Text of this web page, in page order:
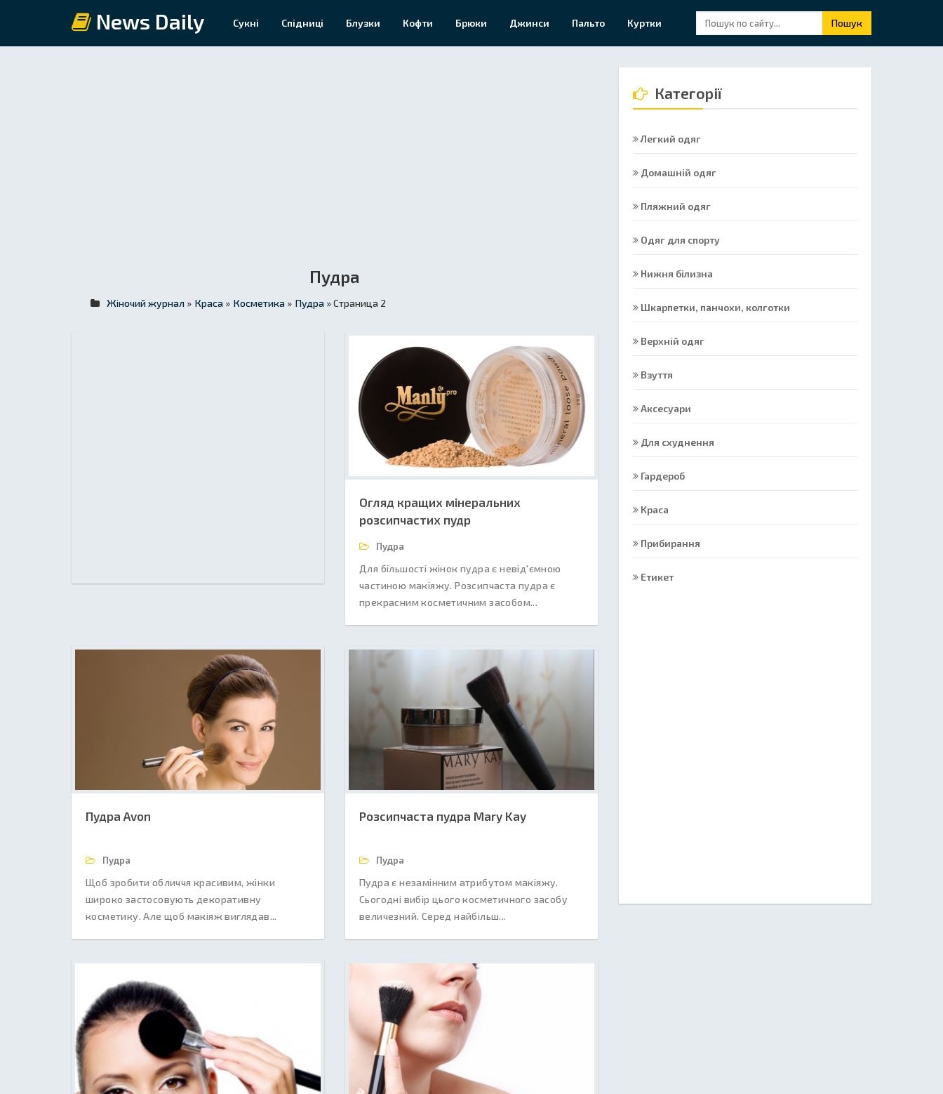
News Daily Сукні Спідниці Блузки Кофти Брюки Джинси Пальто Куртки Пошук
Пудра
Жіночий журнал » Краса » Косметика » Пудра » Страница 2
Огляд кращих мінеральних
розсипчастих пудр
Пудра
Для більшості жінок пудра є невід'ємною
частиною макіяжу. Розсипчаста пудра є
прекрасним косметичним засобом...
Пудра Avon
Пудра
Щоб зробити обличчя красивим, жінки
широко застосовують декоративну
косметику. Але щоб макіяж виглядав...
Розсипчаста пудра Mary Kay
Пудра
Пудра є незамінним атрибутом макіяжу.
Сьогодні вибір цього косметичного засобу
величезний. Серед найбільш...
Категорії
Легкий одяг
Домашній одяг
Пляжний одяг
Одяг для спорту
Нижня білизна
Шкарпетки, панчохи, колготки
Верхній одяг
Взуття
Аксесуари
Для схуднення
Гардероб
Краса
Прибирання
Етикет